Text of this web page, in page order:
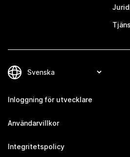
Inloggning för utvecklare
Användarvillkor
Integritetspolicy